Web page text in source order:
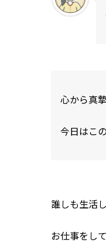
心から真
今日はこ
誰しも生活
お仕事をし